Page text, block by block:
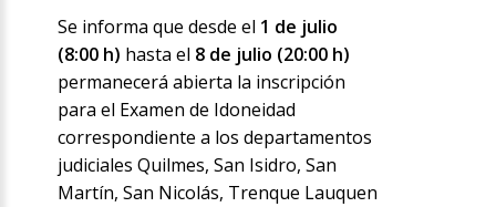
Se informa que desde el 1 de julio
(8:00 h) hasta el 8 de julio (20:00 h)
permanecerá abierta la inscripción
para el Examen de Idoneidad
correspondiente a los departamentos
judiciales Quilmes, San Isidro, San
Martín, San Nicolás, Trenque Lauquen